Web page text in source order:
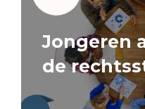
Jongeren
de